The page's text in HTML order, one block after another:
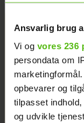
Ansvarlig brug
Vi og vores 236
persondata om
opbevarer og
tilpasset
og udvikle